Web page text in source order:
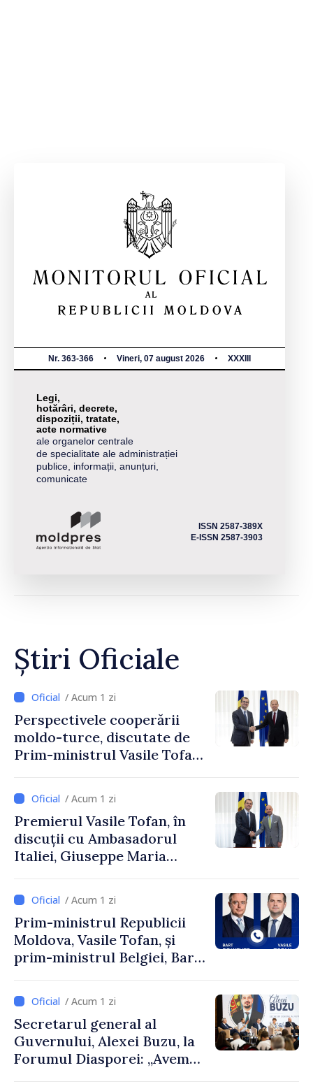
Nr. 363-366 Vineri, 07 august 2026 XXXIII
Legi,
hotărâri, decrete,
dispoziții, tratate,
acte normative
ale organelor centrale
de specialitate ale administrației
publice, informații, anunțuri,
comunicate
ISSN 2587-389X
E-ISSN 2587-3903
Știri Oficiale
/ Acum 1 zi
Perspectivele cooperării
moldo-turce, discutate de
Prim-ministrul Vasile Tofan
Uygar Mustafa Sertel
/ Acum 1 zi
Premierul Vasile Tofan, în
discuții cu Ambasadorul
Italiei, Giuseppe Maria
/ Acum 1 zi
Prim-ministrul Republicii
Moldova, Vasile Tofan, și
prim-ministrul Belgiei, Bart
despre parcursul european
al Republicii Moldova.
/ Acum 1 zi
Secretarul general al
Guvernului, Alexei Buzu, la
Forumul Diasporei: „Avem